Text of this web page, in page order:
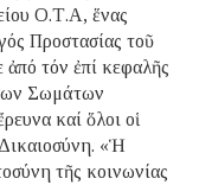
Ο.Τ.Α, ἕνας
Προστασίας τοῦ
τόν ἐπί κεφαλῆς
Σωμάτων
καί ὅλοι οἱ
«Ἡ
τῆς κοινωνίας